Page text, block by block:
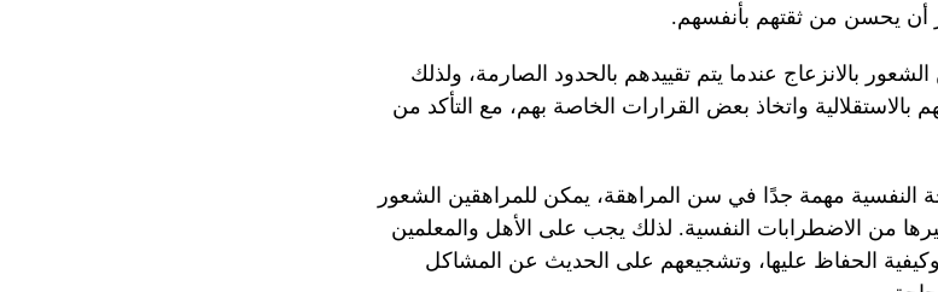
أن يحسن من ثقتهم بأنفسهم.
بالانزعاج عندما يتم تقييدهم بالحدود الصارمة، ولذلك
واتخاذ بعض القرارات الخاصة بهم، مع التأكد من
النفسية مهمة جدًا في سن المراهقة، يمكن للمراهقين الشعور
من الاضطرابات النفسية. لذلك يجب على الأهل والمعلمين
الحفاظ عليها، وتشجيعهم على الحديث عن المشاكل